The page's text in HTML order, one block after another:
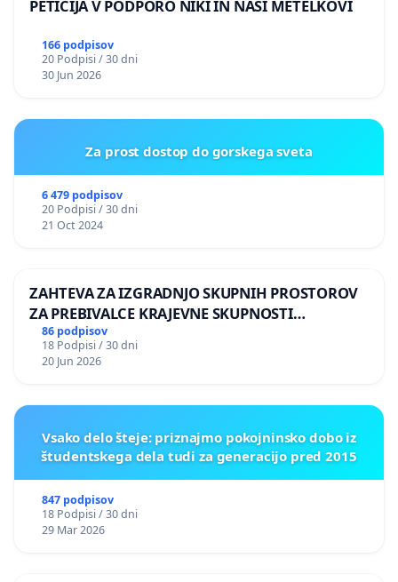
PETICIJA V PODPORO NIKI IN NAŠI METELKOVI
166 podpisov
20 Podpisi / 30 dni
30 Jun 2026
Za prost dostop do gorskega sveta
6 479 podpisov
20 Podpisi / 30 dni
21 Oct 2024
ZAHTEVA ZA IZGRADNJO SKUPNIH PROSTOROV
ZA PREBIVALCE KRAJEVNE SKUPNOSTI
PRESTRANEK
86 podpisov
18 Podpisi / 30 dni
20 Jun 2026
Vsako delo šteje: priznajmo pokojninsko dobo iz
študentskega dela tudi za generacijo pred 2015
847 podpisov
18 Podpisi / 30 dni
29 Mar 2026